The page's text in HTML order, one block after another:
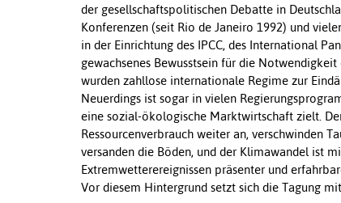
der gesellschaftspolitischen Debatte in
Konferenzen (seit Rio de Janeiro 1992) und
in der Einrichtung des IPCC, des International
gewachsenes Bewusstsein für die
wurden zahllose internationale Regime zur
Neuerdings ist sogar in vielen
eine sozial-ökologische Marktwirtschaft zielt.
Ressourcenverbrauch weiter an, verschwinden
versanden die Böden, und der Klimawandel ist
Extremwetterereignissen präsenter und
Vor diesem Hintergrund setzt sich die Tagung